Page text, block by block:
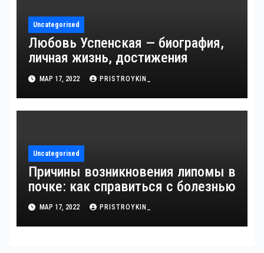
Uncategorised
Любовь Успенская — биография,
личная жизнь, достижения
МАР 17, 2022 PRISTROYKIN_
Uncategorised
Причины возникновения липомы в
почке: как справиться с болезнью
МАР 17, 2022 PRISTROYKIN_